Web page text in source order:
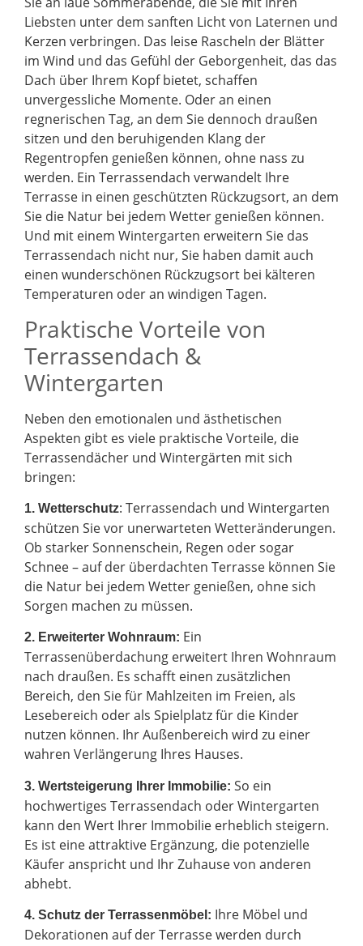
Liebsten unter dem sanften Licht von Laternen und
Kerzen verbringen. Das leise Rascheln der Blätter
im Wind und das Gefühl der Geborgenheit, das das
Dach über Ihrem Kopf bietet, schaffen
unvergessliche Momente. Oder an einen
regnerischen Tag, an dem Sie dennoch draußen
sitzen und den beruhigenden Klang der
Regentropfen genießen können, ohne nass zu
werden. Ein Terrassendach verwandelt Ihre
Terrasse in einen geschützten Rückzugsort, an dem
Sie die Natur bei jedem Wetter genießen können.
Und mit einem Wintergarten erweitern Sie das
Terrassendach nicht nur, Sie haben damit auch
einen wunderschönen Rückzugsort bei kälteren
Temperaturen oder an windigen Tagen.
Praktische Vorteile von
Terrassendach &
Wintergarten
Neben den emotionalen und ästhetischen
Aspekten gibt es viele praktische Vorteile, die
Terrassendächer und Wintergärten mit sich
bringen:
1. Wetterschutz: Terrassendach und Wintergarten
schützen Sie vor unerwarteten Wetteränderungen.
Ob starker Sonnenschein, Regen oder sogar
Schnee – auf der überdachten Terrasse können Sie
die Natur bei jedem Wetter genießen, ohne sich
Sorgen machen zu müssen.
2. Erweiterter Wohnraum: Ein
Terrassenüberdachung erweitert Ihren Wohnraum
nach draußen. Es schafft einen zusätzlichen
Bereich, den Sie für Mahlzeiten im Freien, als
Lesebereich oder als Spielplatz für die Kinder
nutzen können. Ihr Außenbereich wird zu einer
wahren Verlängerung Ihres Hauses.
3. Wertsteigerung Ihrer Immobilie: So ein
hochwertiges Terrassendach oder Wintergarten
kann den Wert Ihrer Immobilie erheblich steigern.
Es ist eine attraktive Ergänzung, die potenzielle
Käufer anspricht und Ihr Zuhause von anderen
abhebt.
4. Schutz der Terrassenmöbel: Ihre Möbel und
Dekorationen auf der Terrasse werden durch